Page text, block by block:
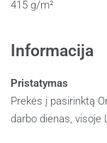
415 g/m²
Informacija
Pristatymas
Prekės į pasirinktą
darbo dienas, visoje